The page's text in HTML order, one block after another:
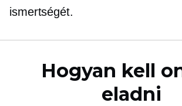
ismertségét.
Hogyan kell
eladni